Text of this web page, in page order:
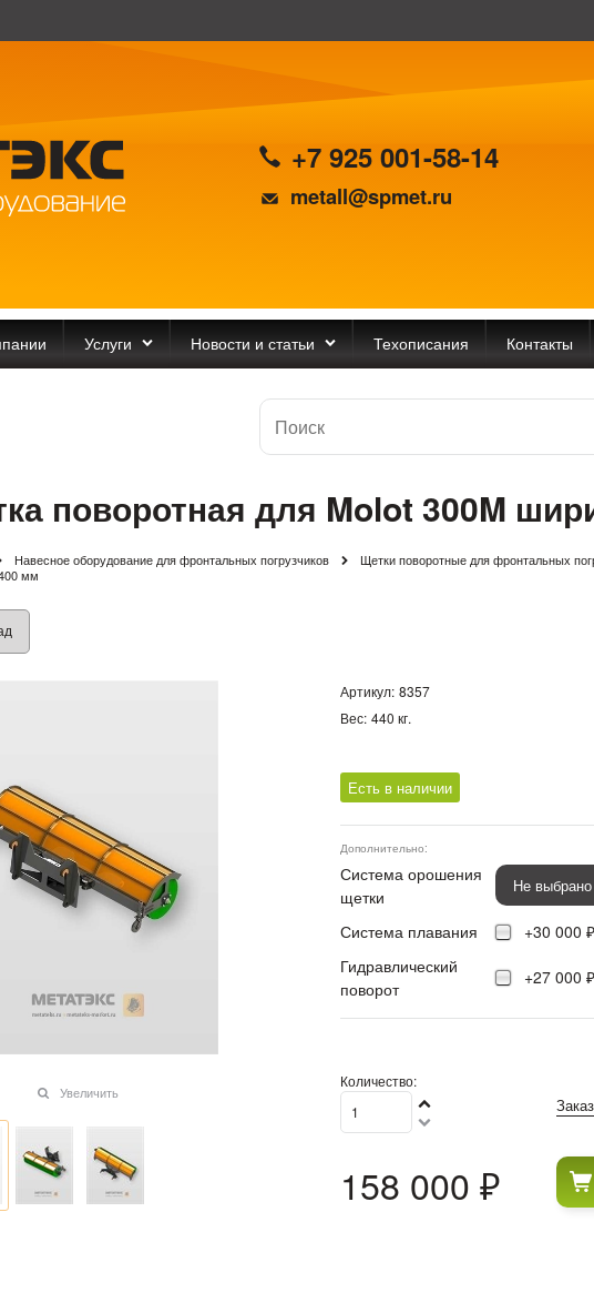
+7 925 001-58-14
metall@spmet.ru
Услуги Новости и статьи Техописания Контакты
поворотная для Molot 300M
Навесное оборудование для фронтальных погрузчиков Щетки поворотные для фронтальных
мм
Увеличить
Артикул: 8357
Вес: 440 кг.
Есть в наличии
Дополнительно:
Система орошения
щетки
Система плавания
+30 000 ₽
Гидравлический
поворот
+27 000 ₽
Количество:
158 000 ₽